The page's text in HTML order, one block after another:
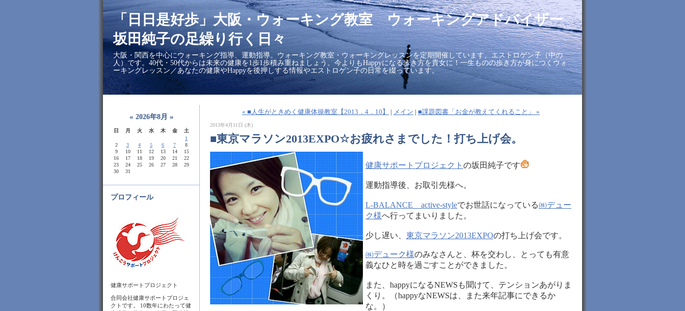
「日日是好歩」大阪・ウォーキング教室 ウォーキングアドバイザー
坂田純子の足繰り行く日々
大阪・関西を中心にウォーキング指導、運動指導。ウォーキング教室・ウォーキングレッスンを定期開催しています。エストロゲン子（中の
人）です。40代・50代からは未来の健康を1歩1歩積み重ねましょう。今よりもHappyになる歩き方を貴女に！一生ものの歩き方が身につくウォ
ーキングレッスン／あなたの健康やHappyを後押しする情報やエストロゲン子の日常を綴っています。
« 2026年8月 »
日 月 火 水 木 金
土
1
2
3 4 5 6 7
8
9
10 11 12 13 14
15
16
17 18 19 20 21
22
23
24 25 26 27 28
29
30
31
プロフィール
健康サポートプロジェクト
合同会社健康サポートプロジェ
クトです。 10数年にわたって健
« ■人生がときめく健康体操教室【2013．4．10】 | メイン | ■課題図書「お金が教えてくれること」 »
2013年4月11日 (木)
■東京マラソン2013EXPO☆お疲れさまでした！打ち上げ会。
健康サポートプロジェクト の坂田純子です
運動指導後、お取引先様へ。
L-BALANCE active-styleでお世話になっている㈱デュー
ク様へ行ってまいりました。
少し遅い、 東京マラソン2013EXPOの打ち上げ会です。
㈱デューク様のみなさんと、杯を交わし、とっても有意
義なひと時を過ごすことができました。
また、happyになるNEWSも聞けて、テンションあがりま
くり 。（happyなNEWSは、また来年記事にできるか
な。）